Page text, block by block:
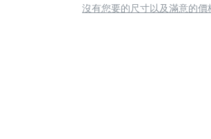
沒有您要的尺寸以及滿意的價